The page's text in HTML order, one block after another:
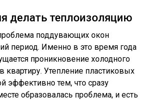
делать теплоизоляцию
поддувающих окон
период. Именно в это время года
проникновение холодного
квартиру. Утепление пластиковых
эффективно тем, что сразу
образовалась проблема, и есть